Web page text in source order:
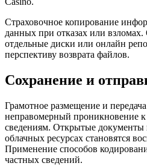
Страховочное копирование
данных при отказах или
отдельные диски или онлайн
перспективу возврата файлов.
Сохранение и
Грамотное размещение и
неправомерный проникновение
сведениям. Открытые документы
облачных ресурсах становятся
Применение способов
частных сведений.